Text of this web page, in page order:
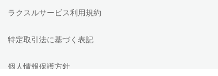
ラクスルサービス利用規約
特定取引法に基づく表記
個人情報保護方針